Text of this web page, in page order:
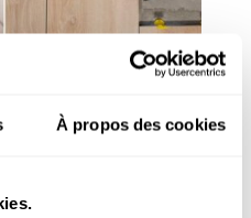
À propos des cookies
est bien plus qu’une
sur l’ambiance, la
habitat confortable et